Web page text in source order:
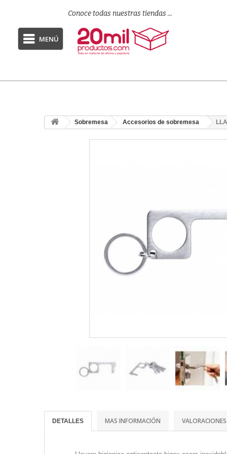
Conoce todas nuestras tiendas ...
MENÚ
Sobremesa Accesorios de sobremesa
DETALLES MAS INFORMACIÓN VALORACIONES